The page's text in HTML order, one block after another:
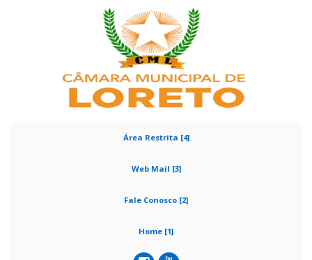
Área Restrita [4]
Web Mail [3]
Fale Conosco [2]
Home [1]